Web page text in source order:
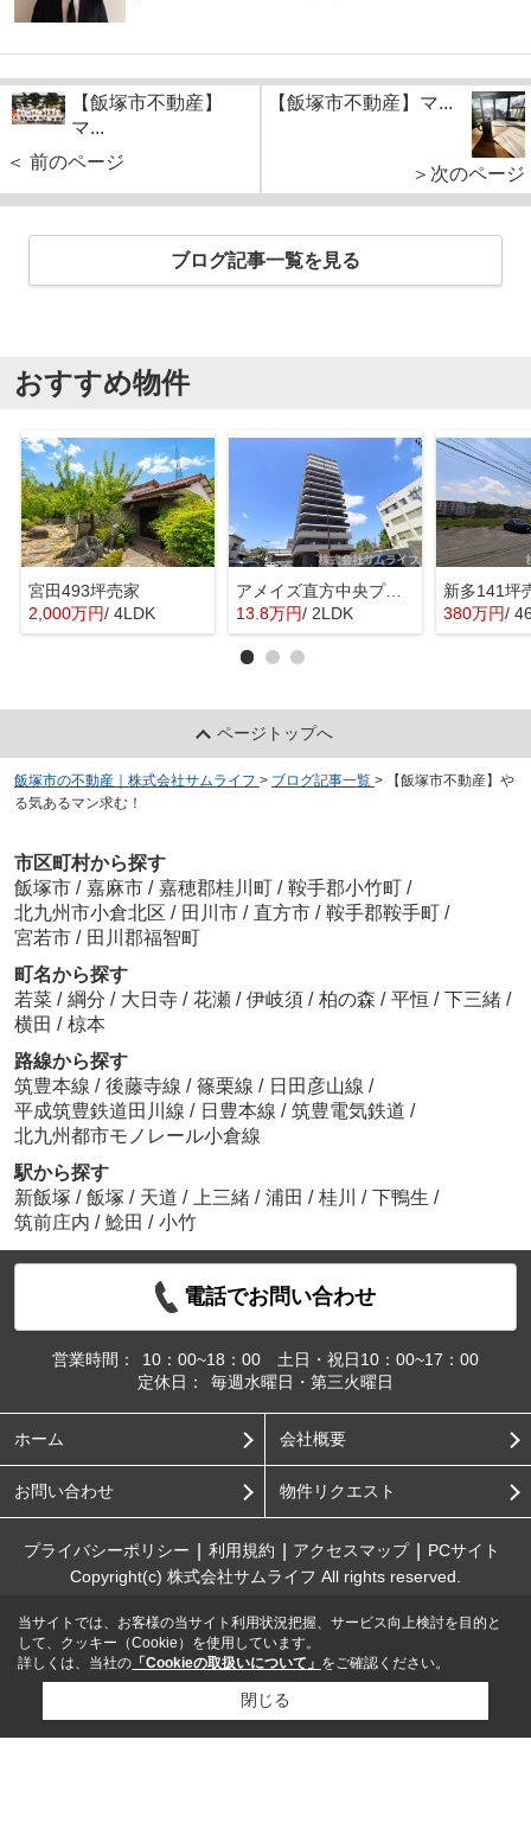
【飯塚市不動産】
マ...
＜ 前のページ
【飯塚市不動産】マ...
＞次のページ
ブログ記事一覧を見る
おすすめ物件
宮田493坪売家
2,000万円/ 4LDK
アメイズ直方中央プレミアム
13.8万円/ 2LDK
新多141坪
380万円/
ページトップへ
飯塚市の不動産｜株式会社サムライフ > ブログ記事一覧 >
【飯塚市不動産】や
る気あるマン求む！
市区町村から探す
飯塚市 / 嘉麻市 / 嘉穂郡桂川町 / 鞍手郡小竹町 /
北九州市小倉北区 / 田川市 / 直方市 / 鞍手郡鞍手町 /
宮若市 / 田川郡福智町
町名から探す
若菜 / 綱分 / 大日寺 / 花瀬 / 伊岐須 / 柏の森 / 平恒 / 下三緒 /
横田 / 椋本
路線から探す
筑豊本線 / 後藤寺線 / 篠栗線 / 日田彦山線 /
平成筑豊鉄道田川線 / 日豊本線 / 筑豊電気鉄道 /
北九州都市モノレール小倉線
駅から探す
新飯塚 / 飯塚 / 天道 / 上三緒 / 浦田 / 桂川 / 下鴨生 /
筑前庄内 / 鯰田 / 小竹
電話でお問い合わせ
営業時間：
10：00~18：00 土日・祝日10：00~17：00
定休日：
毎週水曜日・第三火曜日
ホーム 会社概要
お問い合わせ 物件リクエスト
プライバシーポリシー 利用規約 アクセスマップ
PCサイト
Copyright(c) 株式会社サムライフ All rights reserved.
当サイトでは、お客様の当サイト利用状況把握、サービス向上検討を目的と
して、クッキー（Cookie）を使用しています。
詳しくは、当社の 「Cookieの取扱いについて」 をご確認ください。
閉じる